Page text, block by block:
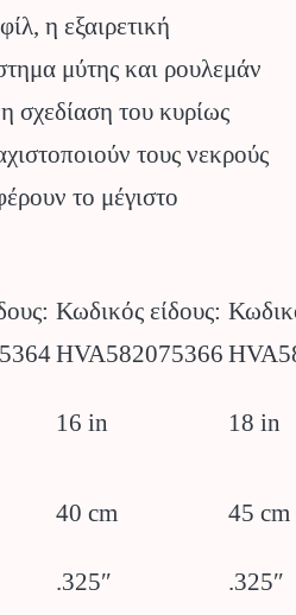
η εξαιρετική
μύτης και ρουλεμάν
σχεδίαση του κυρίως
τους νεκρούς
το μέγιστο
Κωδικός είδους:
HVA582075366
16 in 18 in
40 cm 45 cm
.325″
.325″